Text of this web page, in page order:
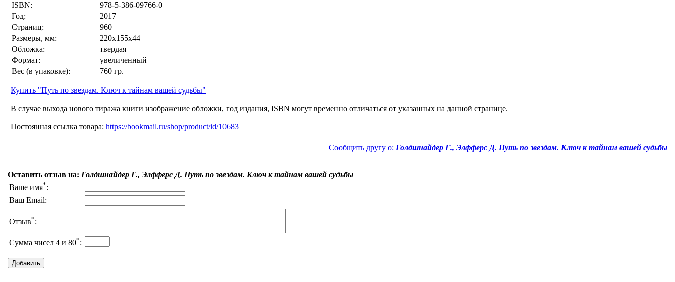
ISBN:
978-5-386-09766-0
Год:
2017
Страниц:
960
Размеры, мм:
220x155x44
Обложка:
твердая
Формат:
увеличенный
Вес (в упаковке):
760 гр.
Купить "Путь по звездам. Ключ к тайнам вашей судьбы"
В случае выхода нового тиража книги изображение обложки, год издания, ISBN могут временно отличаться от указанных на данной странице.
Постоянная ссылка товара: https://bookmail.ru/shop/product/id/10683
Сообщить другу о: Голдшнайдер Г., Элфферс Д. Путь по звездам. Ключ к тайнам вашей судьбы
Оставить отзыв на: Голдшнайдер Г., Элфферс Д. Путь по звездам. Ключ к тайнам вашей судьбы
Ваше имя*:
Ваш Email:
Отзыв*:
Сумма чисел 4 и 80*: